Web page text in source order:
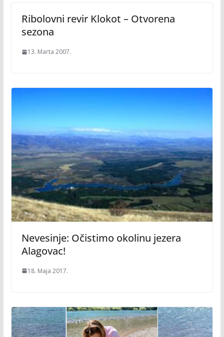
Ribolovni revir Klokot – Otvorena
sezona
13. Marta 2007.
Nevesinje: Očistimo okolinu jezera
Alagovac!
18. Maja 2017.